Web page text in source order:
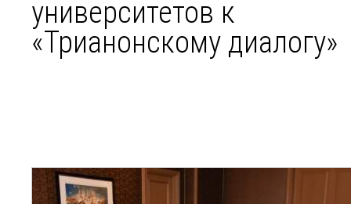
университетов к
«Трианонскому диалогу»